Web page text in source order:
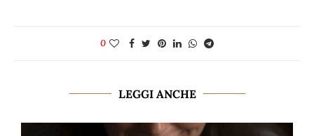
0
LEGGI ANCHE